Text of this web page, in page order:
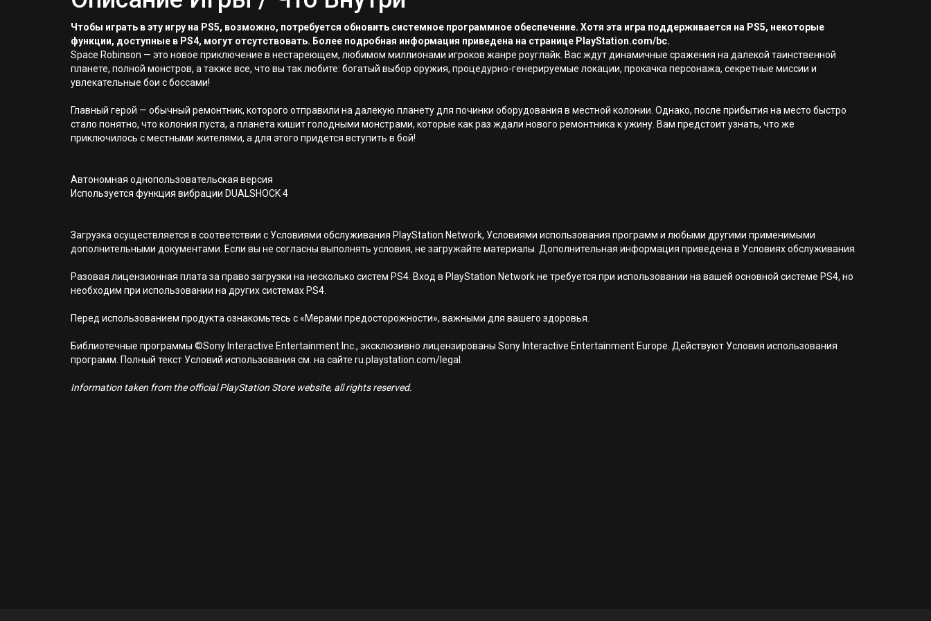
Чтобы играть в эту игру на PS5, возможно, потребуется обновить системное программное обеспечение. Хотя эта игра поддерживается на PS5, некоторые
функции, доступные в PS4, могут отсутствовать. Более подробная информация приведена на странице PlayStation.com/bc.
Space Robinson — это новое приключение в нестареющем, любимом миллионами игроков жанре роуглайк. Вас ждут динамичные сражения на далекой таинственной
планете, полной монстров, а также все, что вы так любите: богатый выбор оружия, процедурно-генерируемые локации, прокачка персонажа, секретные миссии и
увлекательные бои с боссами!
Главный герой — обычный ремонтник, которого отправили на далекую планету для починки оборудования в местной колонии. Однако, после прибытия на место быстро
стало понятно, что колония пуста, а планета кишит голодными монстрами, которые как раз ждали нового ремонтника к ужину. Вам предстоит узнать, что же
приключилось с местными жителями, а для этого придется вступить в бой!
Автономная однопользовательская версия
Используется функция вибрации DUALSHOCK 4
Загрузка осуществляется в соответствии с Условиями обслуживания PlayStation Network, Условиями использования программ и любыми другими применимыми
дополнительными документами. Если вы не согласны выполнять условия, не загружайте материалы. Дополнительная информация приведена в Условиях обслуживания.
Разовая лицензионная плата за право загрузки на несколько систем PS4. Вход в PlayStation Network не требуется при использовании на вашей основной системе PS4, но
необходим при использовании на других системах PS4.
Перед использованием продукта ознакомьтесь с «Мерами предосторожности», важными для вашего здоровья.
Библиотечные программы ©Sony Interactive Entertainment Inc., эксклюзивно лицензированы Sony Interactive Entertainment Europe. Действуют Условия использования
программ. Полный текст Условий использования см. на сайте ru.playstation.com/legal.
Information taken from the official PlayStation Store website, all rights reserved.